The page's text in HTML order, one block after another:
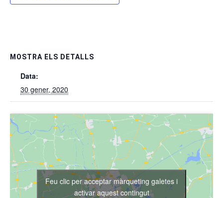
MOSTRA ELS DETALLS
Data:
30 gener, 2020
Feu clic per acceptar màrqueting galetes i
activar aquest contingut